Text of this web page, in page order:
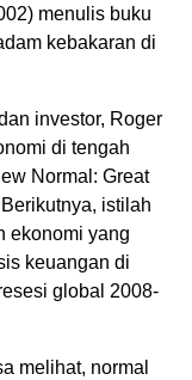
menulis buku
kebakaran di
investor, Roger
di tengah
Normal: Great
istilah
ekonomi yang
keuangan di
global 2008-
melihat, normal